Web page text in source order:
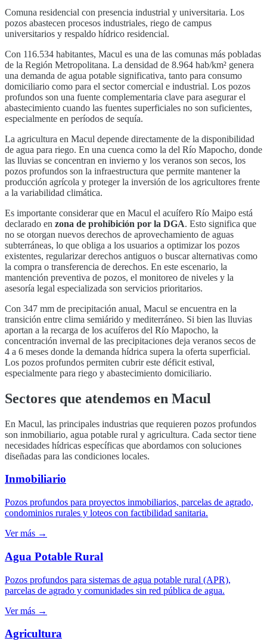
Comuna residencial con presencia industrial y universitaria. Los
pozos abastecen procesos industriales, riego de campus
universitarios y respaldo hídrico residencial.
Con 116.534 habitantes, Macul es una de las comunas más pobladas
de la Región Metropolitana. La densidad de 8.964 hab/km² genera
una demanda de agua potable significativa, tanto para consumo
domiciliario como para el sector comercial e industrial. Los pozos
profundos son una fuente complementaria clave para asegurar el
abastecimiento cuando las fuentes superficiales no son suficientes,
especialmente en períodos de sequía.
La agricultura en Macul depende directamente de la disponibilidad
de agua para riego. En una cuenca como la del Río Mapocho, donde
las lluvias se concentran en invierno y los veranos son secos, los
pozos profundos son la infraestructura que permite mantener la
producción agrícola y proteger la inversión de los agricultores frente
a la variabilidad climática.
Es importante considerar que en Macul el acuífero Río Maipo está
declarado en zona de prohibición por la DGA. Esto significa que
no se otorgan nuevos derechos de aprovechamiento de aguas
subterráneas, lo que obliga a los usuarios a optimizar los pozos
existentes, regularizar derechos antiguos o buscar alternativas como
la compra o transferencia de derechos. En este escenario, la
mantención preventiva de pozos, el monitoreo de niveles y la
asesoría legal especializada son servicios prioritarios.
Con 347 mm de precipitación anual, Macul se encuentra en la
transición entre clima semiárido y mediterráneo. Si bien las lluvias
aportan a la recarga de los acuíferos del Río Mapocho, la
concentración invernal de las precipitaciones deja veranos secos de
4 a 6 meses donde la demanda hídrica supera la oferta superficial.
Los pozos profundos permiten cubrir este déficit estival,
especialmente para riego y abastecimiento domiciliario.
Sectores que atendemos en Macul
En Macul, las principales industrias que requieren pozos profundos
son inmobiliario, agua potable rural y agricultura. Cada sector tiene
necesidades hídricas específicas que abordamos con soluciones
diseñadas para las condiciones locales.
Inmobiliario
Pozos profundos para proyectos inmobiliarios, parcelas de agrado,
condominios rurales y loteos con factibilidad sanitaria.
Ver más →
Agua Potable Rural
Pozos profundos para sistemas de agua potable rural (APR),
parcelas de agrado y comunidades sin red pública de agua.
Ver más →
Agricultura